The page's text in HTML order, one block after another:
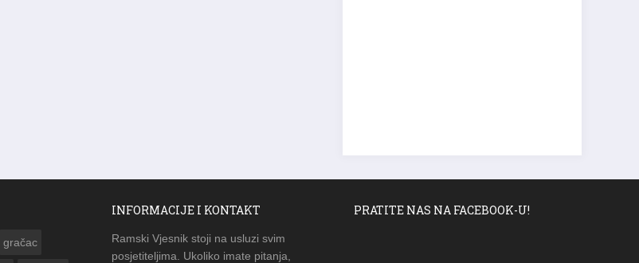
gračac
INFORMACIJE I KONTAKT
Ramski Vjesnik stoji na usluzi svim
posjetiteljima. Ukoliko imate pitanja,
PRATITE NAS NA FACEBOOK-U!